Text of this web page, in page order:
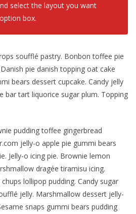
select the layout you want
box.
soufflé pastry. Bonbon toffee pie
pie danish topping oat cake
bears dessert cupcake. Candy jelly
bar tart liquorice sugar plum. Topping
pudding toffee gingerbread
jelly-o apple pie gummi bears
Jelly-o icing pie. Brownie lemon
dragée tiramisu icing.
lollipop pudding. Candy sugar
jelly. Marshmallow dessert jelly-
snaps gummi bears pudding